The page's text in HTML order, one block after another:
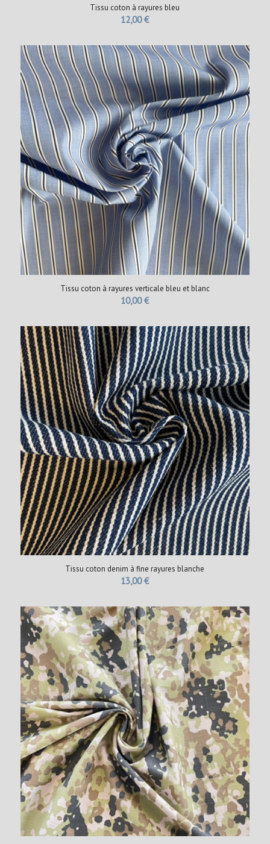
Tissu coton à rayures bleu
12,00€
Tissu coton à rayures verticale bleu et blanc
10,00€
Tissu coton denim à fine rayures blanche
13,00€